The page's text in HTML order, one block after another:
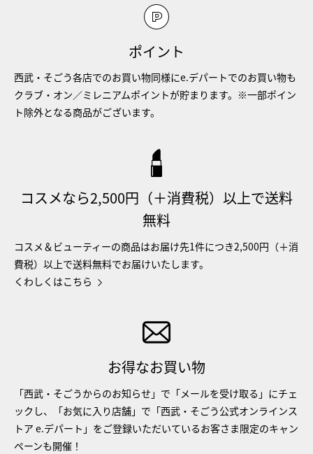
ポイント
西武・そごう各店でのお買い物同様にe.デパートでのお買い物も
クラブ・オン／ミレニアムポイントが貯まります。※一部ポイン
ト除外となる商品がございます。
コスメなら2,500円（＋消費税）以上で送料
無料
コスメ＆ビューティーの商品はお届け先1件につき2,500円（＋消
費税）以上で送料無料でお届けいたします。
くわしくはこちら
お得なお買い物
「西武・そごうからのお知らせ」で「メールを受け取る」にチェ
ックし、「お気に入り店舗」で「西武・そごう公式オンラインス
トア e.デパート」をご登録いただいているお客さま限定のキャン
ペーンも開催！